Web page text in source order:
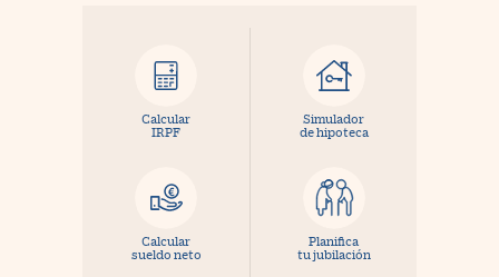
Calcular
IRPF
Simulador
de hipoteca
Calcular
sueldo neto
Planifica
tu jubilación